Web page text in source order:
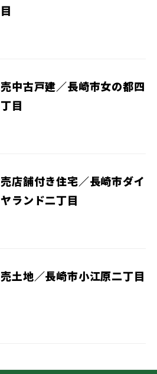
目
売中古戸建／長崎市女の都四
丁目
売店舗付き住宅／長崎市ダイ
ヤランド二丁目
売土地／長崎市小江原二丁目